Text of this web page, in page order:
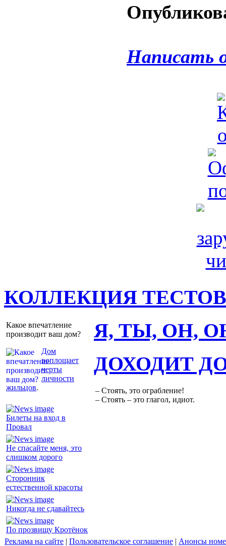
Написать
КОЛЛЕКЦИЯ ТЕСТОВ
Какое впечатление
производит ваш дом?
Дом
воплощает
черты
личности
жильцов.
Я, ТЫ, ОН,
Билеты на вход в
Провал
Не спасайте меня, это
слишком дорого
Сторонник
естественной красоты
Никогда не сдавайтесь
По прозвищу Кротёнок
ДОХОДИТ
– Стоять, это ограбление!
– Стоять – это глагол, идиот.
Реклама на сайте | Пользовательское соглашение | Анонсы